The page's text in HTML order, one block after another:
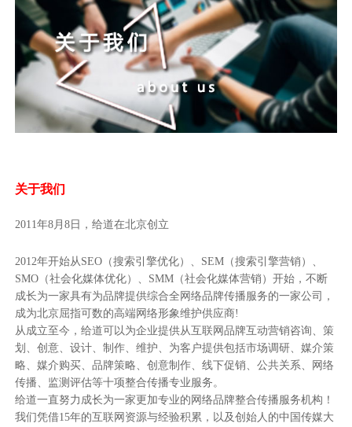
关于我们
2011年8月8日，给道在北京创立
2012年开始从SEO（搜索引擎优化）、SEM（搜索引擎营销）、
SMO（社会化媒体优化）、SMM（社会化媒体营销）开始，不断
成长为一家具有为品牌提供综合全网络品牌传播服务的一家公司，
成为北京屈指可数的高端网络形象维护供应商!
从成立至今，给道可以为企业提供从互联网品牌互动营销咨询、策
划、创意、设计、制作、维护、为客户提供包括市场调研、媒介策
略、媒介购买、品牌策略、创意制作、线下促销、公共关系、网络
传播、监测评估等十项整合传播专业服务。
给道一直努力成长为一家更加专业的网络品牌整合传播服务机构！
我们凭借15年的互联网资源与经验积累，以及创始人的中国传媒大